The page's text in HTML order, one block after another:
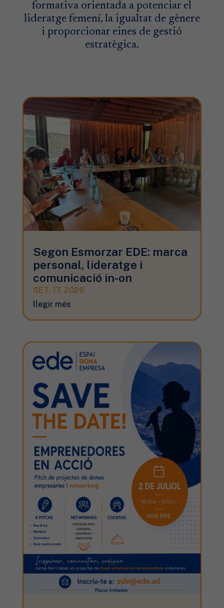
formativa orientada a potenciar el
lideratge femení, la igualtat de gènere
i proporcionar eines de gestió
estratègica.
Segon Esmorzar EDE: marca
personal, lideratge i
comunicació in-on
SET. 17, 2026
llegir més